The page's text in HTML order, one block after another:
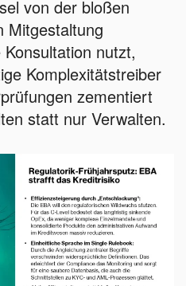
von der bloßen
Mitgestaltung
nutzt,
Komplexitätstreiber
zementiert
statt nur Verwalten.